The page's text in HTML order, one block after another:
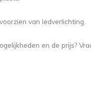
van ledverlichting.
en de prijs?